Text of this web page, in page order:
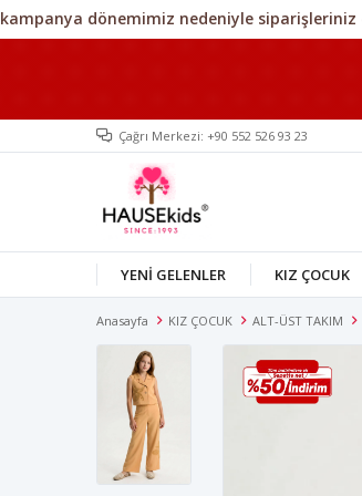
Çağrı Merkezi: +90 552 526 93 23
YENİ GELENLER KIZ ÇOCUK
Anasayfa KIZ ÇOCUK ALT-ÜST TAKIM